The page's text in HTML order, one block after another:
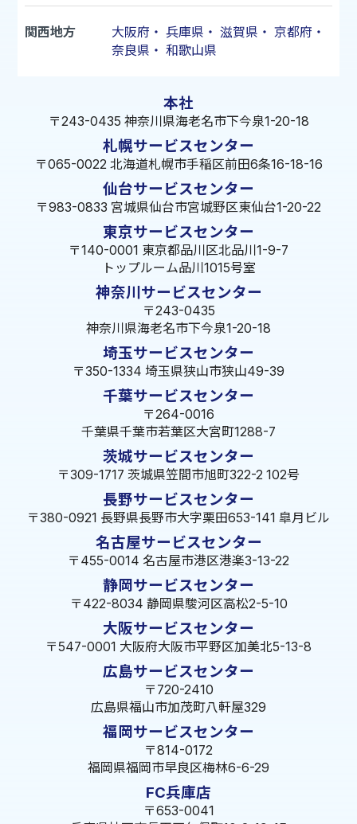
関西地方 大阪府 ・ 兵庫県 ・ 滋賀県 ・ 京都府 ・
奈良県 ・ 和歌山県
本社
〒243-0435 神奈川県海老名市下今泉1-20-18
札幌サービスセンター
〒065-0022 北海道札幌市手稲区前田6条16-18-16
仙台サービスセンター
〒983-0833 宮城県仙台市宮城野区東仙台1-20-22
東京サービスセンター
〒140-0001 東京都品川区北品川1-9-7
トップルーム品川1015号室
神奈川サービスセンター
〒243-0435
神奈川県海老名市下今泉1-20-18
埼玉サービスセンター
〒350-1334 埼玉県狭山市狭山49-39
千葉サービスセンター
〒264-0016
千葉県千葉市若葉区大宮町1288-7
茨城サービスセンター
〒309-1717 茨城県笠間市旭町322-2 102号
長野サービスセンター
〒380-0921 長野県長野市大字栗田653-141 皐月ビル
名古屋サービスセンター
〒455-0014 名古屋市港区港楽3-13-22
静岡サービスセンター
〒422-8034 静岡県駿河区高松2-5-10
大阪サービスセンター
〒547-0001 大阪府大阪市平野区加美北5-13-8
広島サービスセンター
〒720-2410
広島県福山市加茂町八軒屋329
福岡サービスセンター
〒814-0172
福岡県福岡市早良区梅林6-6-29
FC兵庫店
〒653-0041